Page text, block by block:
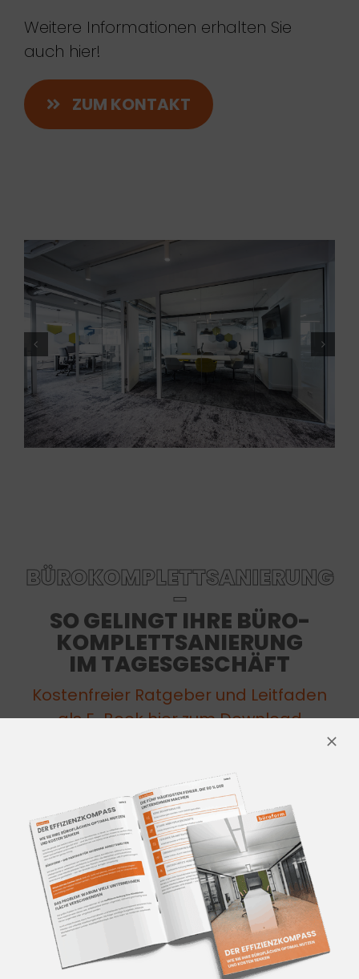
Weitere Informationen erhalten Sie
auch hier!
ZUM KONTAKT
BÜROKOMPLETTSANIERUNG
–
SO GELINGT IHRE BÜRO-
KOMPLETTSANIERUNG
IM TAGESGESCHÄFT
Kostenfreier Ratgeber und Leitfaden
als E-Book hier zum Download
WAS SIE ERWARTET:
Klarheit:Sie wissen, welche Schritte
wann nötig sind
Sicherheit:Sie vermeiden Chaos,
Verzögerungen und